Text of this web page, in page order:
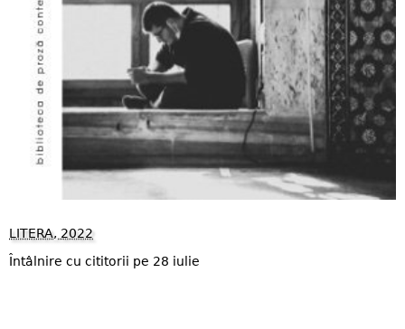
LITERA, 2022
Întâlnire cu cititorii pe 28 iulie